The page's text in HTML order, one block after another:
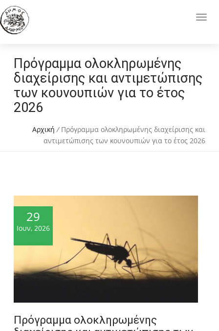
Πρόγραμμα ολοκληρωμένης
διαχείρισης και αντιμετώπισης
των κουνουπιών για το έτος
2026
Αρχική / Πρόγραμμα ολοκληρωμένης διαχείρισης και
αντιμετώπισης των κουνουπιών για το έτος 2026
29
Ιουν, 2026
Πρόγραμμα ολοκληρωμένης